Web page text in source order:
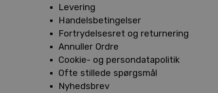
Levering
Handelsbetingelser
Fortrydelsesret og returnering
Annuller Ordre
Cookie- og persondatapolitik
Ofte stillede spørgsmål
Nyhedsbrev